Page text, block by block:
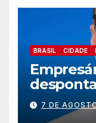
BRASIL CIDADE
nomes
7 DE